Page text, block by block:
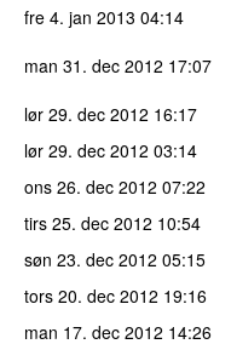
fre 4. jan 2013 04:14
man 31. dec 2012 17:07
lør 29. dec 2012 16:17
lør 29. dec 2012 03:14
ons 26. dec 2012 07:22
tirs 25. dec 2012 10:54
søn 23. dec 2012 05:15
tors 20. dec 2012 19:16
man 17. dec 2012 14:26